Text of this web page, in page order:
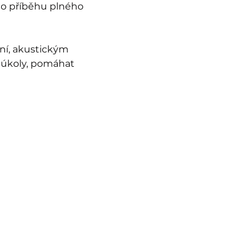
příběhu plného
akustickým
pomáhat